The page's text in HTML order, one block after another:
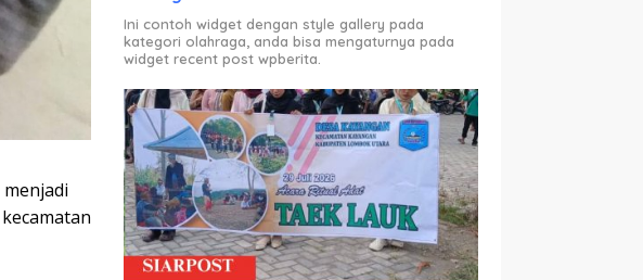
Ini contoh widget dengan style gallery pada
kategori olahraga, anda bisa mengaturnya pada
widget recent post wpberita.